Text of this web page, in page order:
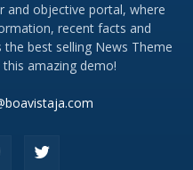
and objective portal, where
recent facts and
best selling News Theme
amazing demo!